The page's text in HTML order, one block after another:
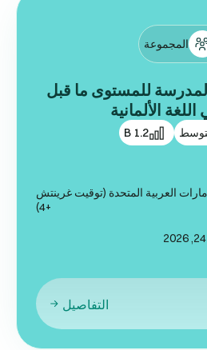
المجموعة
للمستوى ما قبل
B 1.2
العربية المتحدة (توقيت غرينتش
+4)
التفاصيل